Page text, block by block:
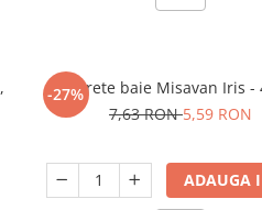
-27%Burete baie Misavan Iris -
7,63 RON5,59 RON
ADAUGA